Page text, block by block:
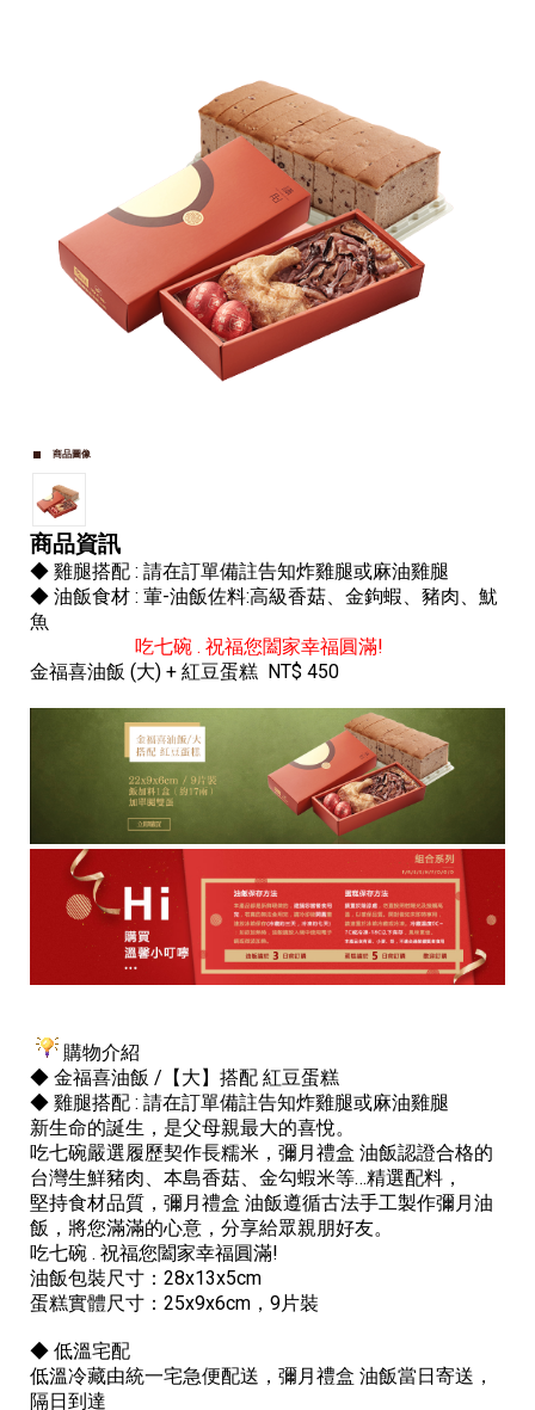
商品圖像
商品資訊
◆ 雞腿搭配 : 請在訂單備註告知炸雞腿或麻油雞腿​
◆ 油飯食材 : 葷-油飯佐料:高級香菇、金鉤蝦、豬肉、魷
魚​​
吃七碗 . 祝福您闔家幸福圓滿!
金福喜油飯 (大) + 紅豆蛋糕 NT$ 450
購物介紹
◆ 金福喜油飯 /【大】搭配 紅豆蛋糕
◆ 雞腿搭配 : 請在訂單備註告知炸雞腿或麻油雞腿
新生命的誕生，是父母親最大的喜悅。
吃七碗嚴選履歷契作長糯米，彌月禮盒 油飯認證合格的
台灣生鮮豬肉、本島香菇、金勾蝦米等…精選配料，
堅持食材品質，彌月禮盒 油飯遵循古法手工製作彌月油
飯，將您滿滿的心意，分享給眾親朋好友。
吃七碗 . 祝福您闔家幸福圓滿!
油飯包裝尺寸：28x13x5cm
蛋糕實體尺寸：25x9x6cm，9片裝
◆ 低溫宅配
低溫冷藏由統一宅急便配送，彌月禮盒 油飯當日寄送，
隔日到達